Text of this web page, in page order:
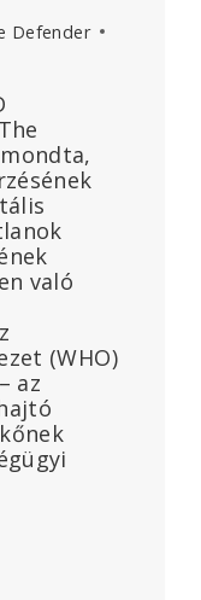
Defender
való
(WHO)
az